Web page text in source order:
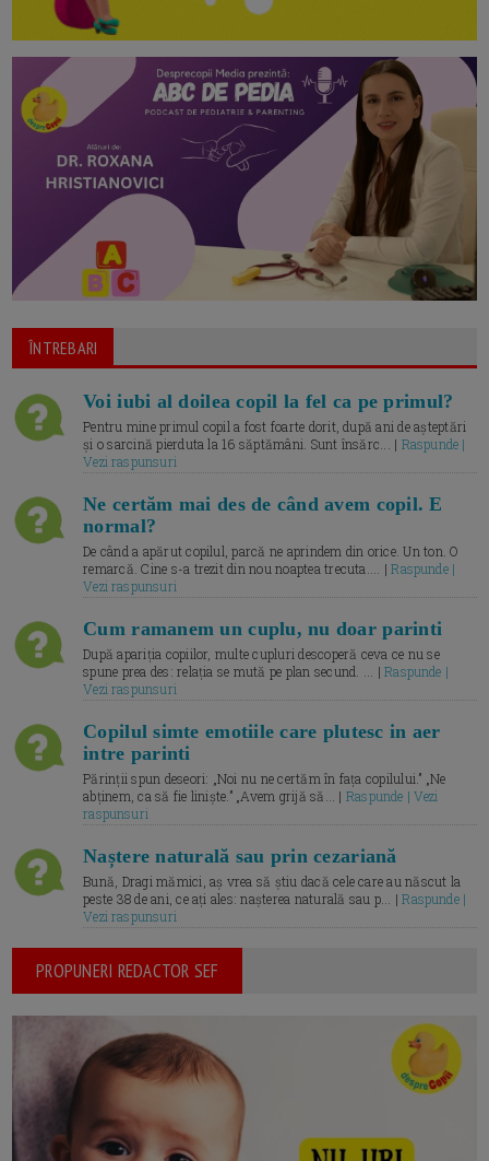
ÎNTREBARI
Voi iubi al doilea copil la fel ca pe primul?
Pentru mine primul copil a fost foarte dorit, după ani de așteptări
și o sarcină pierduta la 16 săptămâni. Sunt însărc... | Raspunde |
Vezi raspunsuri
Ne certăm mai des de când avem copil. E
normal?
De când a apărut copilul, parcă ne aprindem din orice. Un ton. O
remarcă. Cine s-a trezit din nou noaptea trecuta.... |Raspunde |
Vezi raspunsuri
Cum ramanem un cuplu, nu doar parinti
După apariția copiilor, multe cupluri descoperă ceva ce nu se
spune prea des: relația se mută pe plan secund. ... |Raspunde |
Vezi raspunsuri
Copilul simte emotiile care plutesc in aer
intre parinti
Părinții spun deseori: „Noi nu ne certăm în fața copilului.” „Ne
abținem, ca să fie liniște.” „Avem grijă să... | Raspunde | Vezi
raspunsuri
Naștere naturală sau prin cezariană
Bună, Dragi mămici, aș vrea să știu dacă cele care au născut la
peste 38 de ani, ce ați ales: nașterea naturală sau p... |Raspunde |
Vezi raspunsuri
PROPUNERI REDACTOR SEF